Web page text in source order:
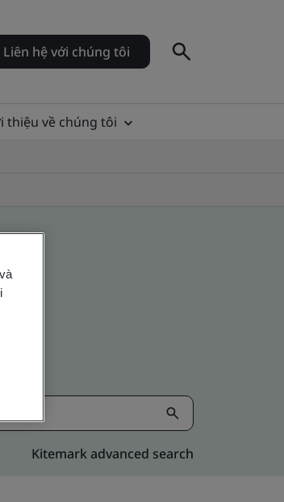
Liên hệ với chúng tôi
thiệu về chúng tôi
Kitemark advanced search